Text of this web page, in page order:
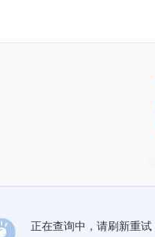
正在查询中，请刷新重试